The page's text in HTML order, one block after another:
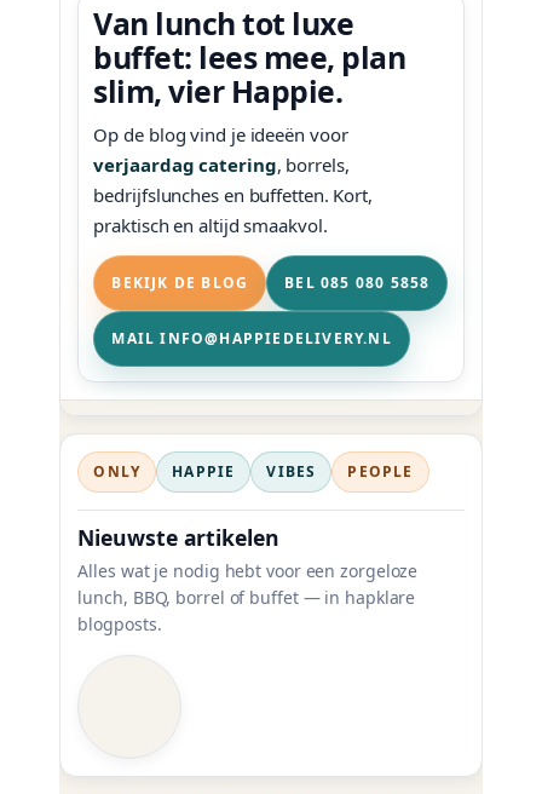
Van lunch tot luxe
buffet: lees mee, plan
slim, vier Happie.
Op de blog vind je ideeën voor
verjaardag catering, borrels,
bedrijfslunches en buffetten. Kort,
praktisch en altijd smaakvol.
BEKIJK DE BLOG BEL 085 080 5858
MAIL INFO@HAPPIEDELIVERY.NL
ONLY HAPPIE VIBES PEOPLE
Nieuwste artikelen
Alles wat je nodig hebt voor een zorgeloze
lunch, BBQ, borrel of buffet — in hapklare
blogposts.